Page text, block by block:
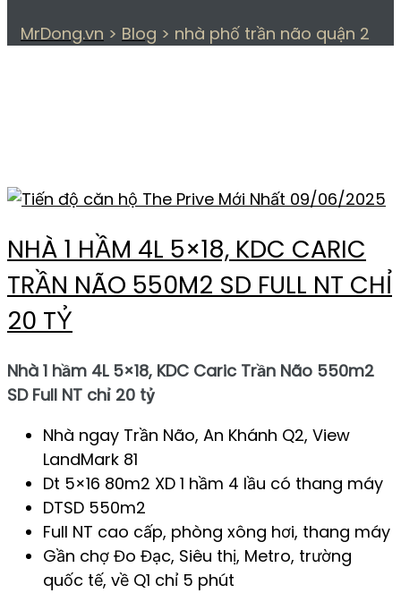
MrDong.vn > Blog > nhà phố trần não quận 2
09/06/2025
NHÀ 1 HẦM 4L 5×18, KDC CARIC
TRẦN NÃO 550M2 SD FULL NT CHỈ
20 TỶ
Nhà 1 hầm 4L 5×18, KDC Caric Trần Não 550m2
SD Full NT chỉ 20 tỷ
Nhà ngay Trần Não, An Khánh Q2, View
LandMark 81
Dt 5×16 80m2 XD 1 hầm 4 lầu có thang máy
DTSD 550m2
Full NT cao cấp, phòng xông hơi, thang máy
Gần chợ Đo Đạc, Siêu thị, Metro, trường
quốc tế, về Q1 chỉ 5 phút